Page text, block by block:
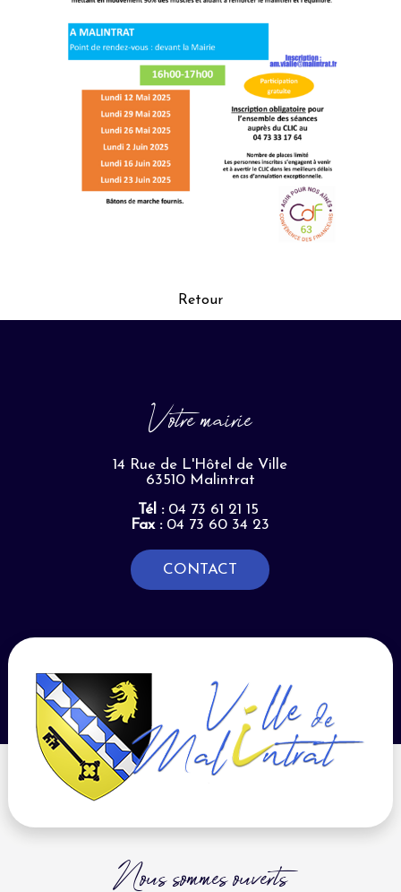
Retour
Votre mairie
14 Rue de L'Hôtel de Ville
63510 Malintrat
Tél :04 73 61 21 15
Fax :04 73 60 34 23
CONTACT
Nous sommes ouverts